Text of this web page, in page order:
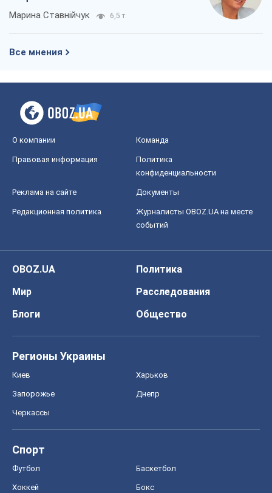
Марина Ставнійчук 6,5 т.
Все мнения
О компании Команда
Правовая информация
Политика
конфиденциальности
Реклама на сайте Документы
Редакционная политика
Журналисты OBOZ.UA на месте
событий
OBOZ.UA
Политика
Мир
Расследования
Блоги
Общество
Регионы Украины
Киев Харьков
Запорожье Днепр
Черкассы
Спорт
Футбол Баскетбол
Хоккей Бокс